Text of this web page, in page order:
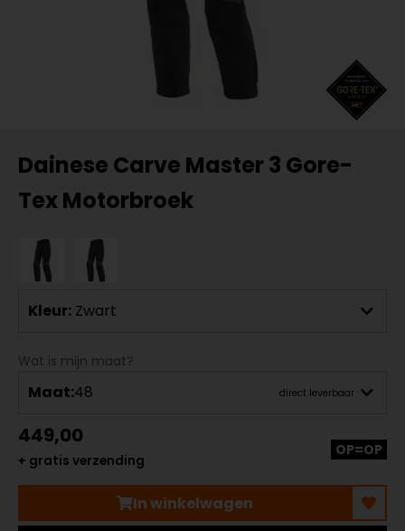
Dainese Carve Master 3 Gore-
Tex Motorbroek
Kleur: Zwart
Wat is mijn maat?
Maat:48 direct leverbaar
449,00
+ gratis verzending
OP=OP
In winkelwagen